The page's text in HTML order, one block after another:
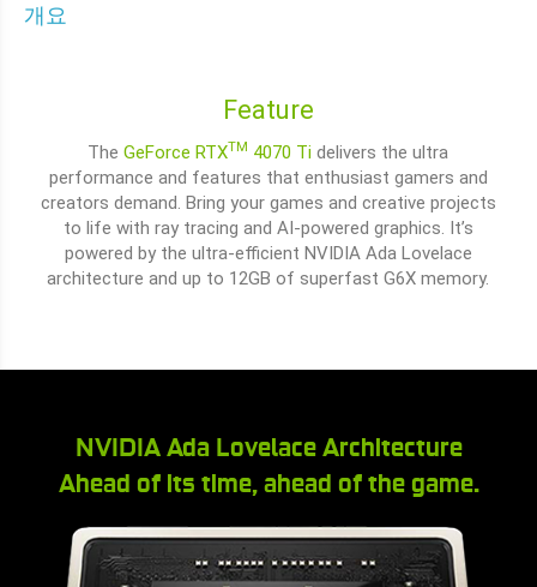
개요
Feature
TheGeForce RTXTM 4070 Ti delivers the ultra
performance and features that enthusiast gamers and
creators demand. Bring your games and creative projects
to life with ray tracing and AI-powered graphics. It’s
powered by the ultra-efficient NVIDIA Ada Lovelace
architecture and up to 12GB of superfast G6X memory.
NVIDIA Ada Lovelace Architecture
Ahead of its time, ahead of the game.